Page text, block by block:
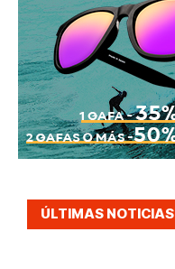
ÚLTIMAS NOTICIAS